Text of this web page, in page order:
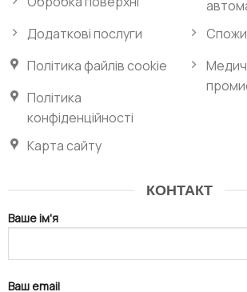
Додаткові послуги
Політика файлів cookie
Політика
конфіденційності
Карта сайту
КОНТАКТ
Ваше ім'я
Ваш email